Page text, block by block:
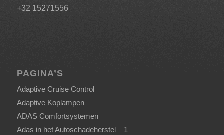
+32 15271556
PAGINA’S
Adaptive Cruise Control
Adaptive Koplampen
ADAS Comfortsystemen
Adas in het Autoschadeherstel – 1